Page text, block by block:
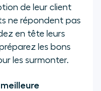
de leur client
ne répondent pas
en tête leurs
les bons
les surmonter.